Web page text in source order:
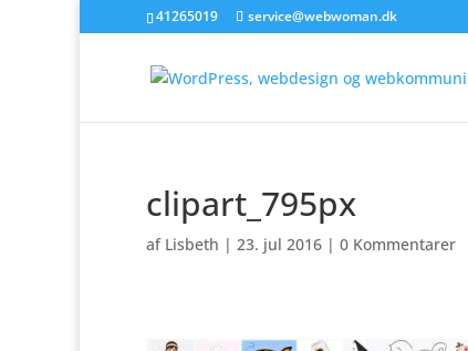
41265019 service@webwoman.dk
clipart_795px
af Lisbeth | 23. jul 2016 | 0 Kommentarer